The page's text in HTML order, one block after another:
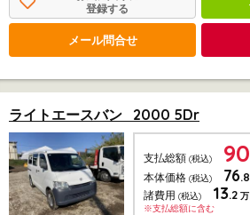
登録する
メール問合せ
ライトエースバン 2000 5Dr
支払総額 (税込) 90
本体価格 (税込) 76.8
諸費用 (税込) 13.2
※支払総額に含む